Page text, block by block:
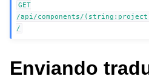
GET
/api/components/
/
Enviando